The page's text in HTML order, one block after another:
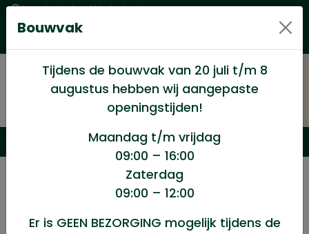
Levering in heel Nederland
Goede kwaliteitsproducten met een eerlijke prijs
Vurenhout
/
Vuren ruw 32x200mm zweeds
Bouwvak
Tijdens de bouwvak van 20 juli t/m 8
augustus hebben wij aangepaste
openingstijden!
Maandag t/m vrijdag
09:00 – 16:00
Zaterdag
09:00 – 12:00
Er is GEEN BEZORGING mogelijk tijdens de